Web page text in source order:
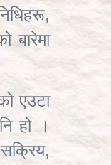
बारेमा
एउटा
हो ।